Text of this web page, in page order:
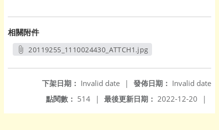
相關附件
20119255_1110024430_ATTCH1.jpg
發佈日期： Invalid date
下架日期： Invalid date
|
最後更新日期： 2022-12-20 |
點閱數： 514 |